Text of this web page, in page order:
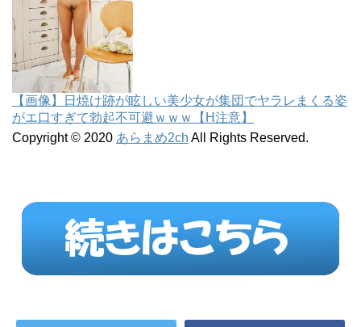
【画像】日焼け跡が眩しい美少女が集団でヤラレまくる姿
がエ口すぎて勃起不可避ｗｗｗ【H注意】
Copyright © 2020 あらまめ2ch All Rights Reserved.